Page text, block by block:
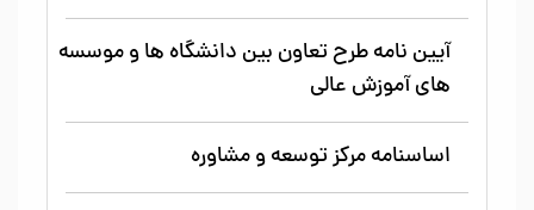
آیین نامه طرح تعاون بین دانشگاه ها و موسسه
های آموزش عالی
اساسنامه مرکز توسعه و مشاوره